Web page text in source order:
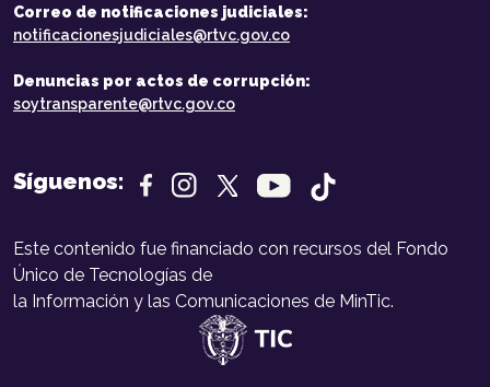
Correo de notificaciones judiciales:
notificacionesjudiciales@rtvc.gov.co
Denuncias por actos de corrupción:
soytransparente@rtvc.gov.co
Síguenos:
Este contenido fue financiado con recursos del Fondo
Único de Tecnologías de
la Información y las Comunicaciones de MinTic.